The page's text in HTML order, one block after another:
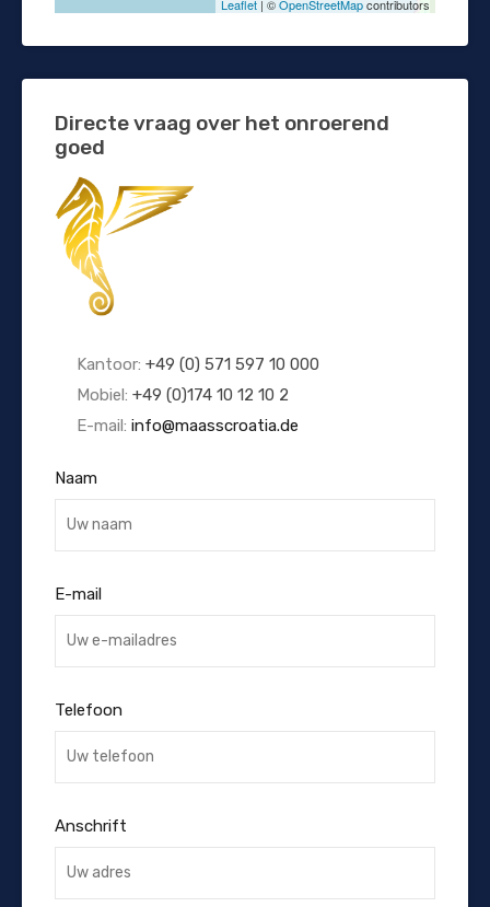
Leaflet | ©OpenStreetMapcontributors
Directe vraag over het onroerend
goed
Kantoor: +49 (0) 571 597 10 000
Mobiel: +49 (0)174 10 12 10 2
E-mail: info@maasscroatia.de
Naam
E-mail
Telefoon
Anschrift